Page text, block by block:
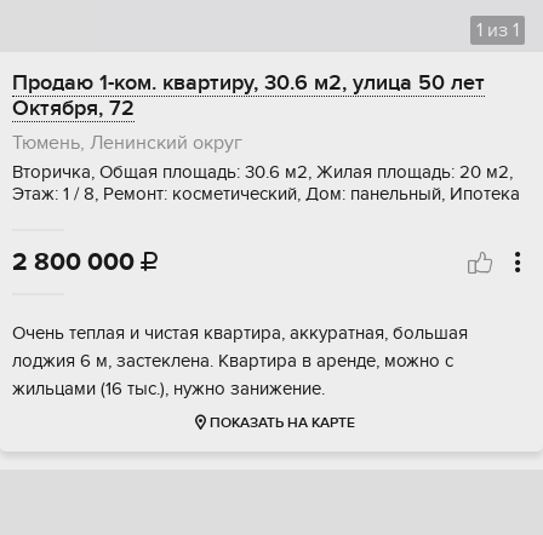
1 из 1
Продаю 1-ком. квартиру, 30.6 м2, улица 50 лет
Октября, 72
Тюмень, Ленинский округ
Вторичка, Общая площадь: 30.6 м2, Жилая площадь: 20 м2,
Этаж: 1 / 8, Ремонт: косметический, Дом: панельный, Ипотека
2 800 000 
Очень теплая и чистая квартира, аккуратная, большая
лоджия 6 м, застеклена. Квартира в аренде, можно с
жильцами (16 тыс.), нужно занижение.
ПОКАЗАТЬ НА КАРТЕ